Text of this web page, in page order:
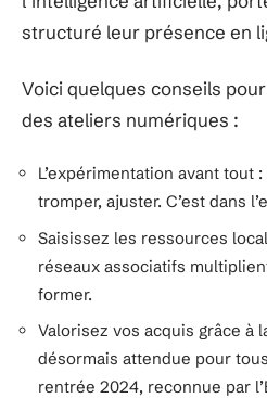
structuré leur présence en
Voici quelques conseils
des ateliers numériques :
L’expérimentation avant tout
tromper, ajuster. C’est dans
Saisissez les ressources
réseaux associatifs
former.
Valorisez vos acquis grâce à
désormais attendue pour
rentrée 2024, reconnue par